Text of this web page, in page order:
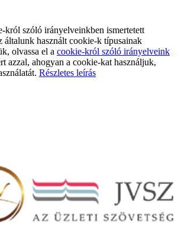
król szóló irányelveinkben ismertetett
általunk használt cookie-k típusainak
olvassa el a cookie-król szóló irányelveink
azzal, ahogyan a cookie-kat használjuk,
Részletes leírás